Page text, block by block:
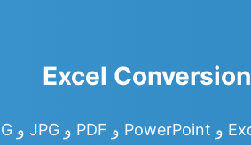
Excel Conversion